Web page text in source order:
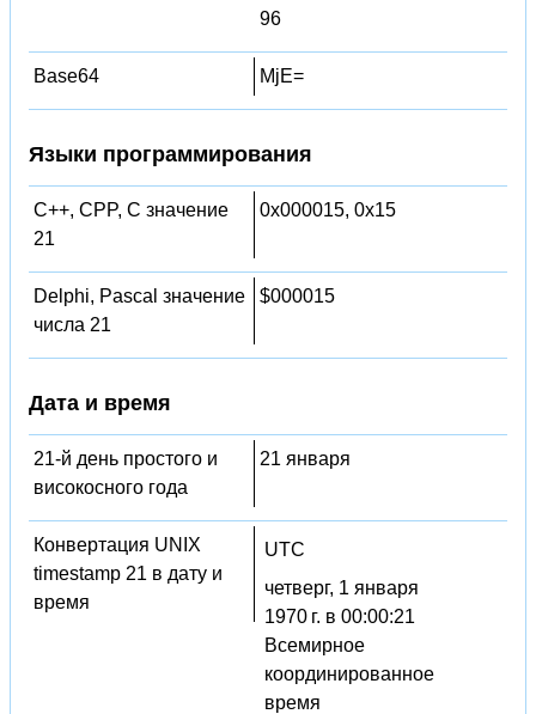
96
Base64 MjE=
Языки программирования
C++, CPP, C значение
21
0x000015, 0x15
Delphi, Pascal значение
числа 21
$000015
Дата и время
21-й день простого и
високосного года
21 января
Конвертация UNIX
timestamp 21 в дату и
время
UTC
четверг, 1 января
1970 г. в 00:00:21
Всемирное
координированное
время